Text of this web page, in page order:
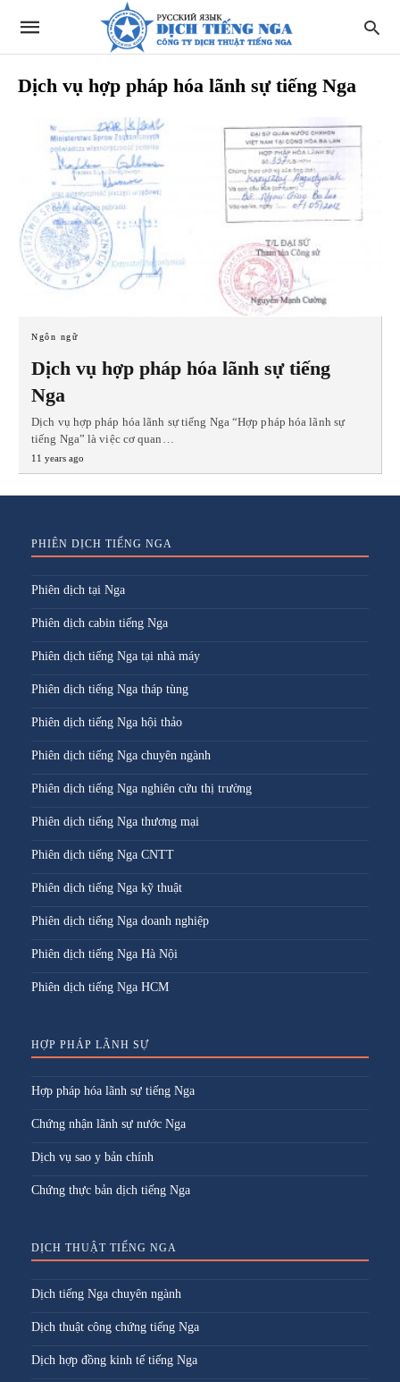
Dịch vụ hợp pháp hóa lãnh sự tiếng Nga
Ngôn ngữ
Dịch vụ hợp pháp hóa lãnh sự tiếng
Nga
Dịch vụ hợp pháp hóa lãnh sự tiếng Nga “Hợp pháp hóa lãnh sự
tiếng Nga” là việc cơ quan…
11 years ago
PHIÊN DỊCH TIẾNG NGA
Phiên dịch tại Nga
Phiên dịch cabin tiếng Nga
Phiên dịch tiếng Nga tại nhà máy
Phiên dịch tiếng Nga tháp tùng
Phiên dịch tiếng Nga hội thảo
Phiên dịch tiếng Nga chuyên ngành
Phiên dịch tiếng Nga nghiên cứu thị trường
Phiên dịch tiếng Nga thương mại
Phiên dịch tiếng Nga CNTT
Phiên dịch tiếng Nga kỹ thuật
Phiên dịch tiếng Nga doanh nghiệp
Phiên dịch tiếng Nga Hà Nội
Phiên dịch tiếng Nga HCM
HỢP PHÁP LÃNH SỰ
Hợp pháp hóa lãnh sự tiếng Nga
Chứng nhận lãnh sự nước Nga
Dịch vụ sao y bản chính
Chứng thực bản dịch tiếng Nga
DỊCH THUẬT TIẾNG NGA
Dịch tiếng Nga chuyên ngành
Dịch thuật công chứng tiếng Nga
Dịch hợp đồng kinh tế tiếng Nga